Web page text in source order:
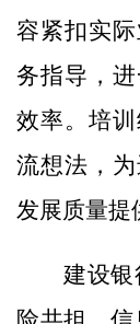
容紧扣实
务指导，
效率。培
流想法，
发展质量提
建设银行